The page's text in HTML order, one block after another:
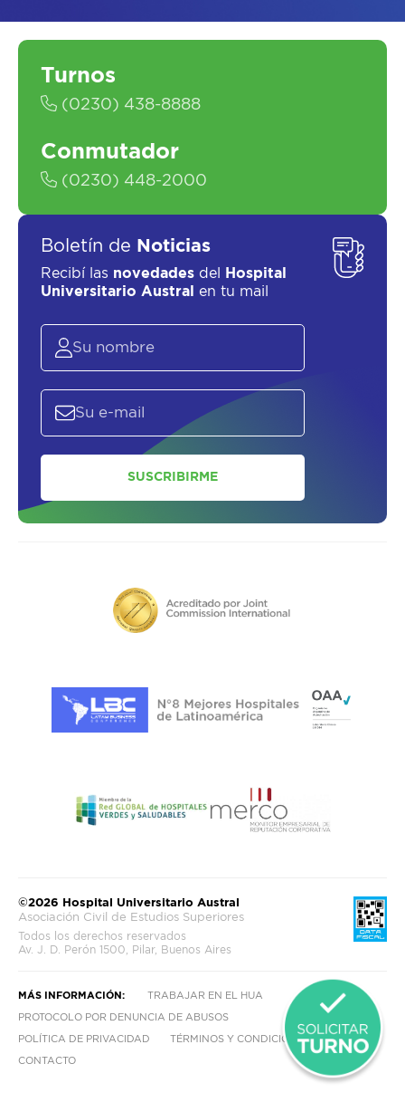
SOLICITAR UN ASESOR
Turnos
(0230) 438-8888
Conmutador
(0230) 448-2000
Boletín de Noticias
Recibí las novedades del
Hospital
Universitario Austral
en tu mail
SUSCRIBIRME
©2026 Hospital Universitario Austral
Asociación Civil de Estudios Superiores
Todos los derechos reservados
Av. J. D. Perón 1500, Pilar, Buenos Aires
MÁS INFORMACIÓN: TRABAJAR EN EL HUA
PROTOCOLO POR DENUNCIA DE ABUSOS
POLÍTICA DE PRIVACIDAD TÉRMINOS Y CONDICIONES
CONTACTO